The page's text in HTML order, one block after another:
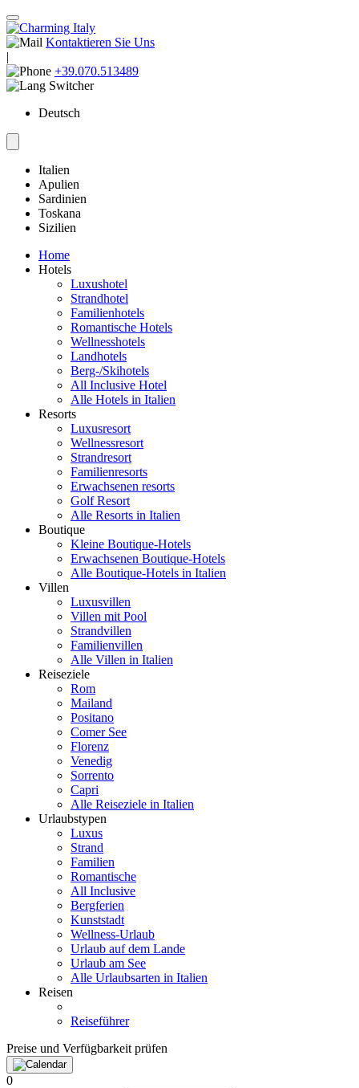
Kontaktieren Sie Uns
|
+39.070.513489
Deutsch
Italien
Apulien
Sardinien
Toskana
Sizilien
Home
Hotels
Luxushotel
Strandhotel
Familienhotels
Romantische Hotels
Wellnesshotels
Landhotels
Berg-/Skihotels
All Inclusive Hotel
Alle Hotels in Italien
Resorts
Luxusresort
Wellnessresort
Strandresort
Familienresorts
Erwachsenen resorts
Golf Resort
Alle Resorts in Italien
Boutique
Kleine Boutique-Hotels
Erwachsenen Boutique-Hotels
Alle Boutique-Hotels in Italien
Villen
Luxusvillen
Villen mit Pool
Strandvillen
Familienvillen
Alle Villen in Italien
Reiseziele
Rom
Mailand
Positano
Comer See
Florenz
Venedig
Sorrento
Capri
Alle Reiseziele in Italien
Urlaubstypen
Luxus
Strand
Familien
Romantische
All Inclusive
Bergferien
Kunststadt
Wellness-Urlaub
Urlaub auf dem Lande
Urlaub am See
Alle Urlaubsarten in Italien
Reisen
Reiseführer
Preise und Verfügbarkeit prüfen
0